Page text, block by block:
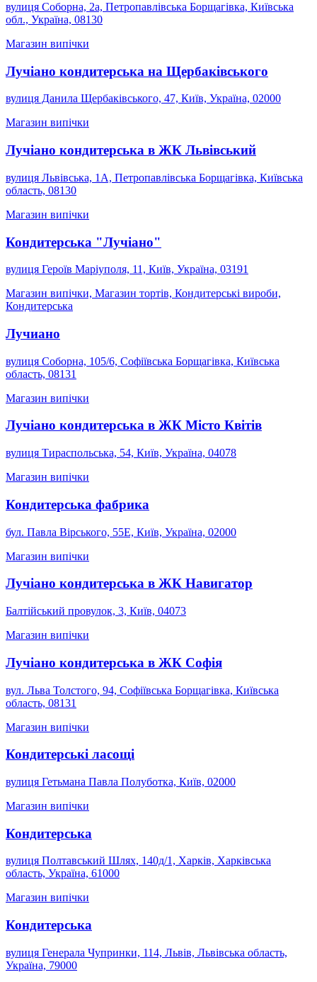
вулиця Соборна, 2а, Петропавлівська Борщагівка, Київська
обл., Україна, 08130
Магазин випічки
Лучіано кондитерська на Щербаківського
вулиця Данила Щербаківського, 47, Київ, Україна, 02000
Магазин випічки
Лучіано кондитерська в ЖК Львівський
вулиця Львівська, 1А, Петропавлівська Борщагівка, Київська
область, 08130
Магазин випічки
Кондитерська "Лучіано"
вулиця Героїв Маріуполя, 11, Київ, Україна, 03191
Магазин випічки, Магазин тортів, Кондитерські вироби,
Кондитерська
Лучиано
вулиця Соборна, 105/6, Софіївська Борщагівка, Київська
область, 08131
Магазин випічки
Лучіано кондитерська в ЖК Місто Квітів
вулиця Тираспольська, 54, Київ, Україна, 04078
Магазин випічки
Кондитерська фабрика
бул. Павла Вірського, 55Е, Київ, Україна, 02000
Магазин випічки
Лучіано кондитерська в ЖК Навигатор
Балтійський провулок, 3, Київ, 04073
Магазин випічки
Лучіано кондитерська в ЖК Софія
вул. Льва Толстого, 94, Софіївська Борщагівка, Київська
область, 08131
Магазин випічки
Кондитерські ласощі
вулиця Гетьмана Павла Полуботка, Київ, 02000
Магазин випічки
Кондитерська
вулиця Полтавський Шлях, 140д/1, Харків, Харківська
область, Україна, 61000
Магазин випічки
Кондитерська
вулиця Генерала Чупринки, 114, Львів, Львівська область,
Україна, 79000